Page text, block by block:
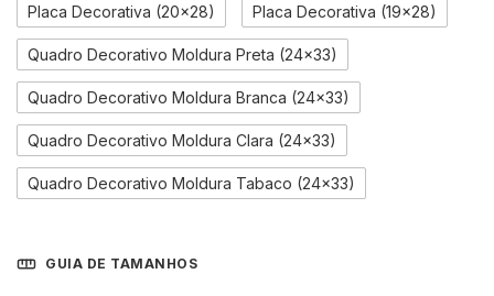
Placa Decorativa (20x28) Placa Decorativa (19x28)
Quadro Decorativo Moldura Preta (24x33)
Quadro Decorativo Moldura Branca (24x33)
Quadro Decorativo Moldura Clara (24x33)
Quadro Decorativo Moldura Tabaco (24x33)
GUIA DE TAMANHOS